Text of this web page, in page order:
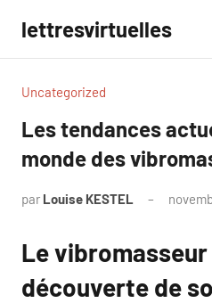
contenu
lettresvirtuelles
Uncategorized
Les tendances
monde des
par Louise KESTEL
Le
découverte de